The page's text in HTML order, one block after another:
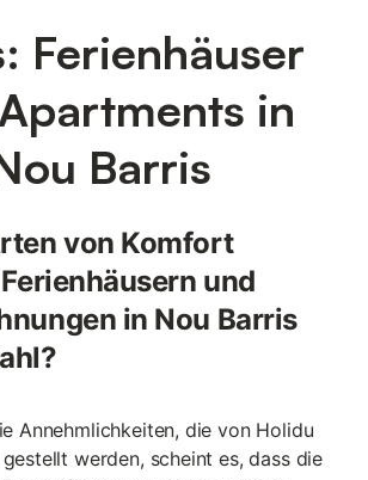
Ferienhäuser
in
Barris
von Komfort
und
in Nou Barris
Annehmlichkeiten, die von Holidu
werden, scheint es, dass die